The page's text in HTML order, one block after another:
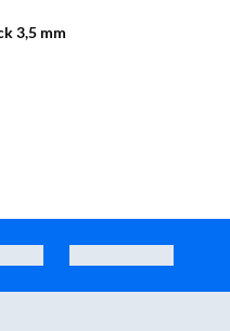
3,5 mm